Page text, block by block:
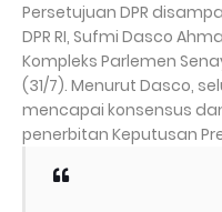
Persetujuan DPR
DPR RI, Sufmi Dasco
Kompleks Parlemen
(31/7). Menurut Dasco,
mencapai konsensus
penerbitan Keputusan